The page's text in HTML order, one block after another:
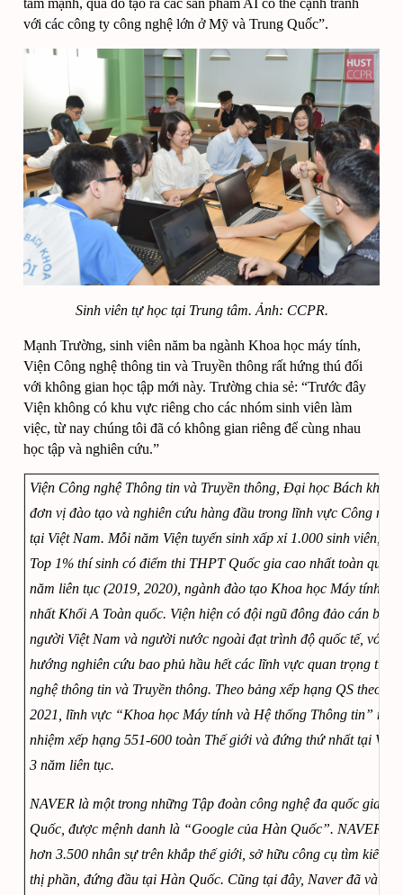
tâm mạnh, qua đó tạo ra các sản phẩm AI có thể cạnh tranh
với các công ty công nghệ lớn ở Mỹ và Trung Quốc”.
Sinh viên tự học tại Trung tâm. Ảnh: CCPR.
Mạnh Trường, sinh viên năm ba ngành Khoa học máy tính,
Viện Công nghệ thông tin và Truyền thông rất hứng thú đối
với không gian học tập mới này. Trường chia sẻ: “Trước đây
Viện không có khu vực riêng cho các nhóm sinh viên làm
việc, từ nay chúng tôi đã có không gian riêng để cùng nhau
học tập và nghiên cứu.”
Viện Công nghệ Thông tin và Truyền thông, Đại học Bách khoa
đơn vị đào tạo và nghiên cứu hàng đầu trong lĩnh vực Công
tại Việt Nam. Mỗi năm Viện tuyển sinh xấp xỉ 1.000 sinh viên,
Top 1% thí sinh có điểm thi THPT Quốc gia cao nhất toàn quốc,
năm liên tục (2019, 2020), ngành đào tạo Khoa học Máy tính có
nhất Khối A Toàn quốc. Viện hiện có đội ngũ đông đảo cán bộ
người Việt Nam và người nước ngoài đạt trình độ quốc tế, với
hướng nghiên cứu bao phủ hầu hết các lĩnh vực quan trọng
nghệ thông tin và Truyền thông. Theo bảng xếp hạng QS theo
2021, lĩnh vực “Khoa học Máy tính và Hệ thống Thông tin” mà
nhiệm xếp hạng 551-600 toàn Thế giới và đứng thứ nhất tại Việt
3 năm liên tục.
NAVER là một trong những Tập đoàn công nghệ đa quốc gia
Quốc, được mệnh danh là “Google của Hàn Quốc”. NAVER có
hơn 3.500 nhân sự trên khắp thế giới, sở hữu công cụ tìm kiếm
thị phần, đứng đầu tại Hàn Quốc. Cũng tại đây, Naver đã và